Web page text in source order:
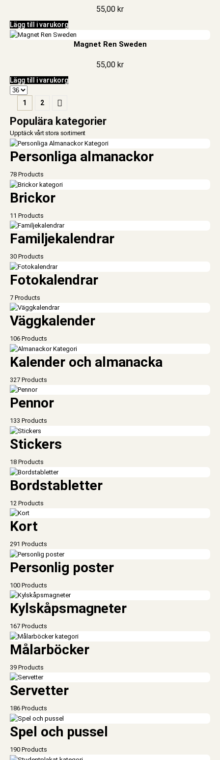
55,00 kr
Lägg till i varukorg
Magnet Ren Sweden
55,00 kr
Lägg till i varukorg
1 2
Populära kategorier
Upptäck vårt stora sortiment
Personliga almanackor
78 Products
Brickor
11 Products
Familjekalendrar
30 Products
Fotokalendrar
7 Products
Väggkalender
106 Products
Kalender och almanacka
327 Products
Pennor
133 Products
Stickers
18 Products
Bordstabletter
12 Products
Kort
291 Products
Personlig poster
100 Products
Kylskåpsmagneter
167 Products
Målarböcker
39 Products
Servetter
186 Products
Spel och pussel
190 Products